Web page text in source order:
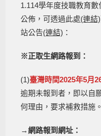
1.114學年度技職教育
公佈，可透過此處(連結)
站公告(連結) ：
※正取生網路報到：
(1)臺灣時間2025年5月
逾期未報到者，即以自
何理由，要求補救措施。
→網路報到網址：